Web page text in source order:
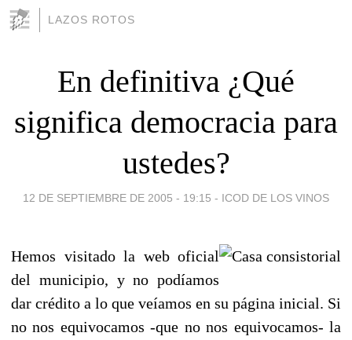
LAZOS ROTOS
En definitiva ¿Qué
significa democracia para
ustedes?
12 DE SEPTIEMBRE DE 2005 - 19:15 - ICOD DE LOS VINOS
Hemos visitado la web oficial
del municipio, y no podíamos
dar crédito a lo que veíamos en su página inicial. Si
no nos equivocamos -que no nos equivocamos- la